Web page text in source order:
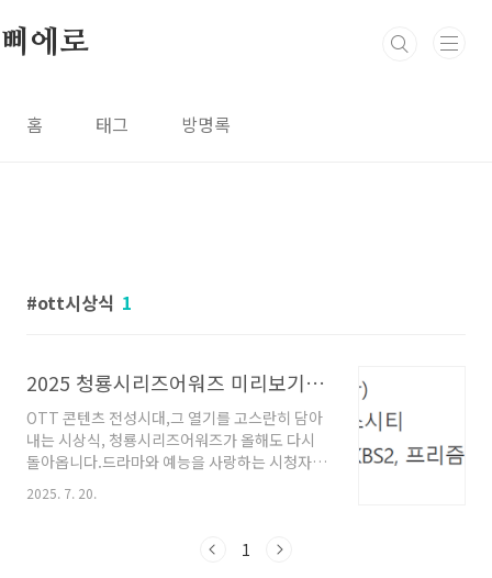
삐에로
홈 태그 방명록
ott시상식 1
2025 청룡시리즈어워즈 미리보기｜MC, 후보, 투표, 축하공연까지 정리!
OTT 콘텐츠 전성시대,그 열기를 고스란히 담아
내는 시상식, 청룡시리즈어워즈가 올해도 다시
돌아옵니다.드라마와 예능을 사랑하는 시청자라
면,"누가 수상하게 될까?", "이번엔 어떤 축하무
대가 준비될까?"벌써부터 궁금하시죠?오늘은
정리해드립니다.언제 열리나? 청룡시리즈어워즈
2025. 7. 20.
1